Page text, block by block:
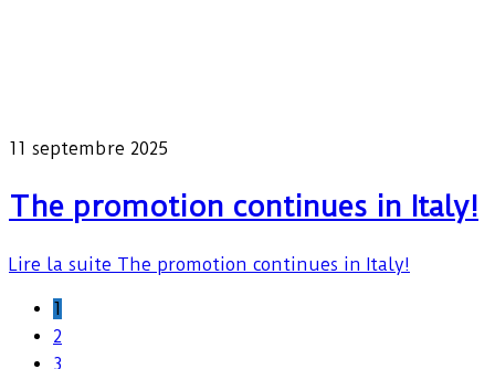
11 septembre 2025
The promotion continues in Italy!
Lire la suite The promotion continues in Italy!
1
2
3